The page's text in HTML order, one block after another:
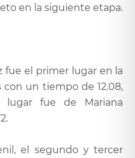
en la siguiente etapa.
fue el primer lugar en la
un tiempo de 12.08,
fue de Mariana
el segundo y tercer